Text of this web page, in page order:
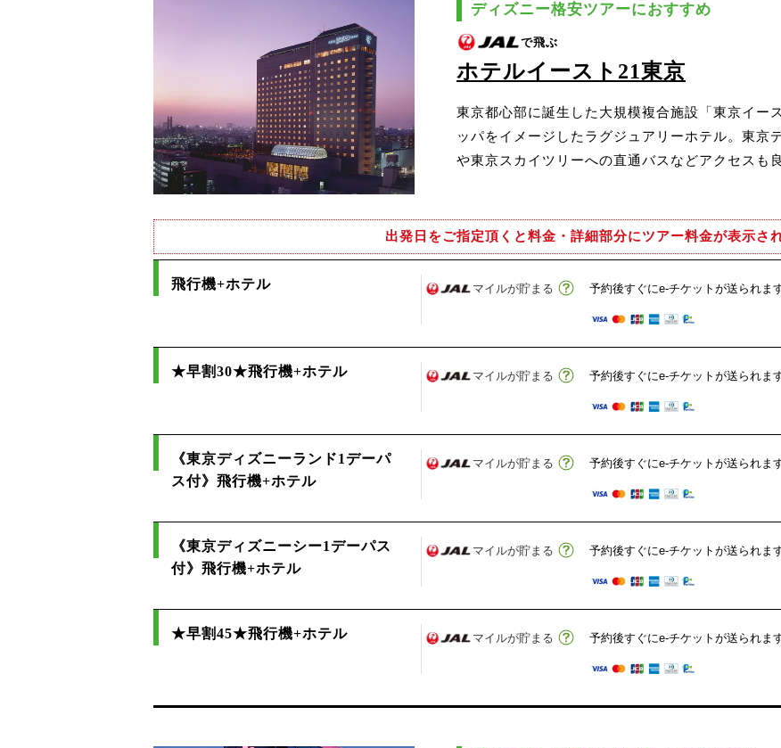
ディズニー格安ツアーにおすすめ
で飛ぶ
ホテルイースト21東京
東京都心部に誕生した大規模複合施設「東京イー
ッパをイメージしたラグジュアリーホテル。東京
や東京スカイツリーへの直通バスなどアクセスも
出発日をご指定頂くと料金・詳細部分にツアー料金が表示さ
飛行機+ホテル マイルが貯まる
予約後すぐにe-チケットが送られま
★早割30★飛行機+ホテル マイルが貯まる
予約後すぐにe-チケットが送られま
《東京ディズニーランド1デーパ
ス付》飛行機+ホテル
マイルが貯まる
予約後すぐにe-チケットが送られま
《東京ディズニーシー1デーパス
付》飛行機+ホテル
マイルが貯まる
予約後すぐにe-チケットが送られま
★早割45★飛行機+ホテル マイルが貯まる
予約後すぐにe-チケットが送られま